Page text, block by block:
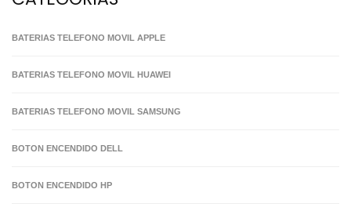
BATERIAS TELEFONO MOVIL APPLE
BATERIAS TELEFONO MOVIL HUAWEI
BATERIAS TELEFONO MOVIL SAMSUNG
BOTON ENCENDIDO DELL
BOTON ENCENDIDO HP